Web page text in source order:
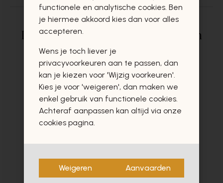
Deze producten zullen u zeker en
vast ook interesseren
functionele en analytische cookies. Ben
je hiermee akkoord kies dan voor alles
accepteren.
Wens je toch liever je
privacyvoorkeuren aan te passen, dan
kan je kiezen voor 'Wijzig voorkeuren'.
Kies je voor 'weigeren', dan maken we
enkel gebruik van functionele cookies.
Achteraf aanpassen kan altijd via onze
cookies pagina.
Weigeren Aanvaarden